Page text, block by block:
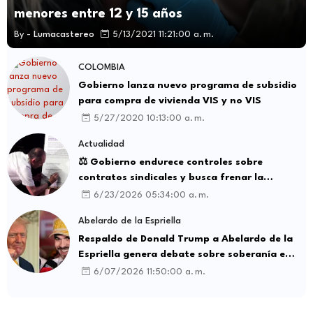
menores entre 12 y 15 años
By - Lumacastereo 5/13/2021 11:21:00 a. m.
COLOMBIA
Gobierno lanza nuevo programa de subsidio
para compra de vivienda VIS y no VIS
5/27/2020 10:13:00 a. m.
Actualidad
⚖️ Gobierno endurece controles sobre
contratos sindicales y busca frenar la
intermediación laboral ilegal
6/23/2026 05:34:00 a. m.
Abelardo de la Espriella
Respaldo de Donald Trump a Abelardo de la
Espriella genera debate sobre soberanía e
influencia internacional
6/07/2026 11:50:00 a. m.